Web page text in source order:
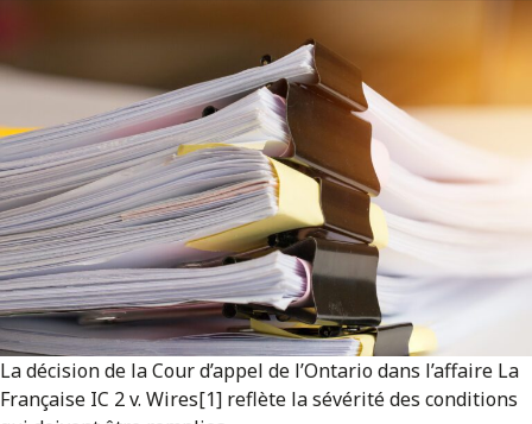
S’abonner aux articles Osler
S’abonner
La décision de la Cour d’appel de l’Ontario dans l’affaire La
Française IC 2 v. Wires[1] reflète la sévérité des conditions